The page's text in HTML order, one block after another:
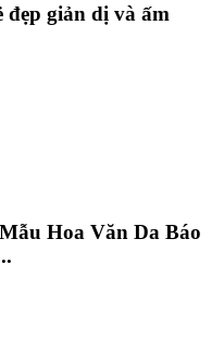
đẹp giản dị và ấm
Hoa Văn Da Báo